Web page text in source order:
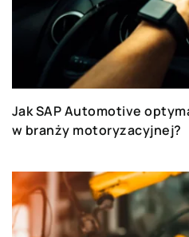
Jak SAP Automotive
w branży motoryzacyjnej?